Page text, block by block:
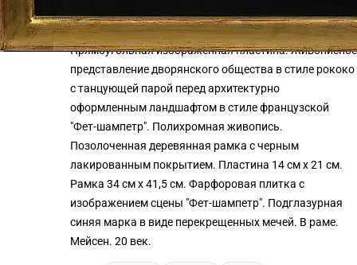
ОПИСАНИЕ
Прямоугольная изображенная пластина. Живописное
представление дворянского общества в стиле рококо
с танцующей парой перед архитектурно
оформленным ландшафтом в стиле французской
"Фет-шампетр". Полихромная живопись.
Позолоченная деревянная рамка с черным
лакированным покрытием. Пластина 14 см х 21 см.
Рамка 34 см х 41,5 см. Фарфоровая плитка с
изображением сцены "Фет-шампетр". Подглазурная
синяя марка в виде перекрещенных мечей. В раме.
Мейсен. 20 век.